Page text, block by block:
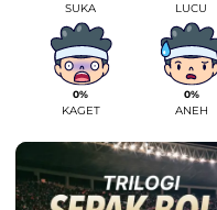
SUKA LUCU
0%
KAGET
0%
ANEH